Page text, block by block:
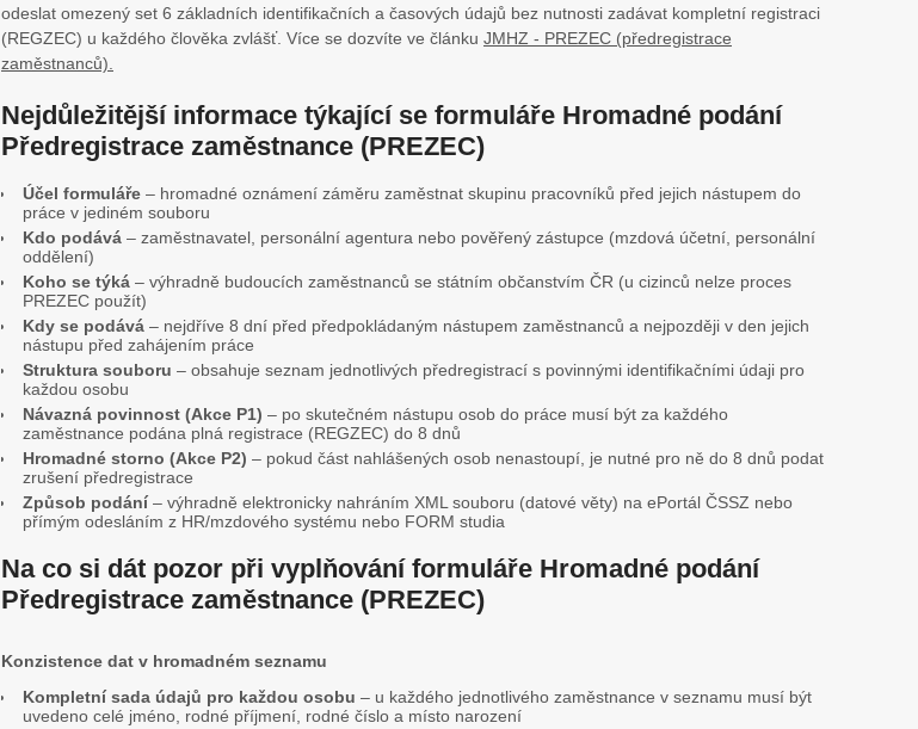
odeslat omezený set 6 základních identifikačních a časových údajů bez nutnosti zadávat kompletní registraci
(REGZEC) u každého člověka zvlášť. Více se dozvíte ve článku JMHZ - PREZEC (předregistrace
zaměstnanců).
Nejdůležitější informace týkající se formuláře Hromadné podání
Předregistrace zaměstnance (PREZEC)
Účel formuláře – hromadné oznámení záměru zaměstnat skupinu pracovníků před jejich nástupem do
práce v jediném souboru
Kdo podává – zaměstnavatel, personální agentura nebo pověřený zástupce (mzdová účetní, personální
oddělení)
Koho se týká – výhradně budoucích zaměstnanců se státním občanstvím ČR (u cizinců nelze proces
PREZEC použít)
Kdy se podává – nejdříve 8 dní před předpokládaným nástupem zaměstnanců a nejpozději v den jejich
nástupu před zahájením práce
Struktura souboru – obsahuje seznam jednotlivých předregistrací s povinnými identifikačními údaji pro
každou osobu
Návazná povinnost (Akce P1) – po skutečném nástupu osob do práce musí být za každého
zaměstnance podána plná registrace (REGZEC) do 8 dnů
Hromadné storno (Akce P2) – pokud část nahlášených osob nenastoupí, je nutné pro ně do 8 dnů podat
zrušení předregistrace
Způsob podání– výhradně elektronicky nahráním XML souboru (datové věty) na ePortál ČSSZ nebo
přímým odesláním z HR/mzdového systému nebo FORM studia
Na co si dát pozor při vyplňování formuláře Hromadné podání
Předregistrace zaměstnance (PREZEC)
Konzistence dat v hromadném seznamu
Kompletní sada údajů pro každou osobu – u každého jednotlivého zaměstnance v seznamu musí být
uvedeno celé jméno, rodné příjmení, rodné číslo a místo narození